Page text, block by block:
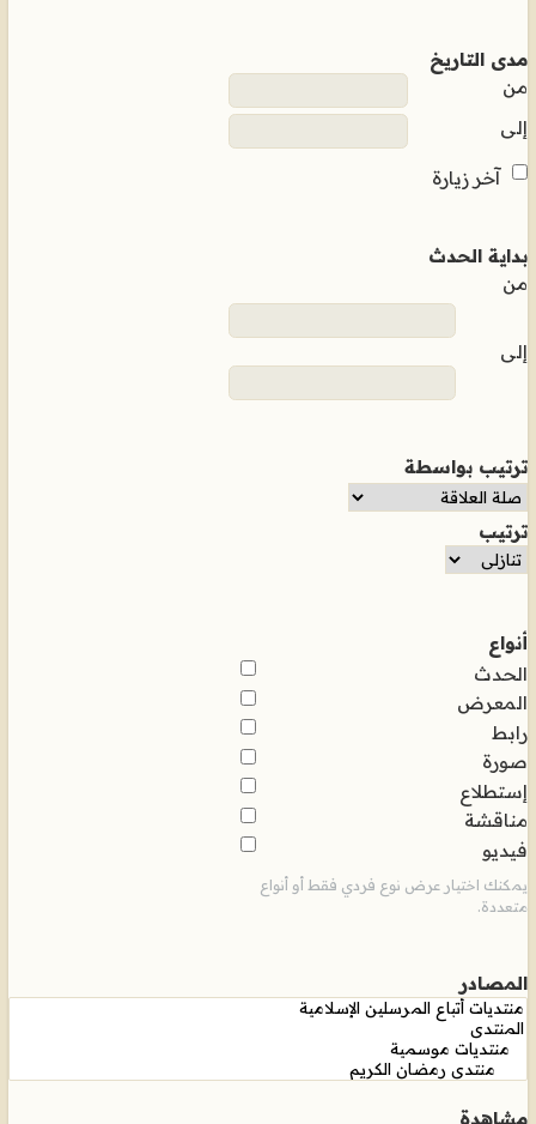
مدى التاريخ
من
إلى
آخر زيارة
بداية الحدث
من
إلى
ترتيب بواسطة
ترتيب
أنواع
الحدث
المعرض
رابط
صورة
إستطلاع
مناقشة
فيديو
يمكنك اختيار عرض نوع فردي فقط أو أنواع
متعددة.
المصادر
مشاهدة